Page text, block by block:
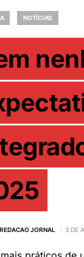
NOTÍCIAS
REDACAO JORNAL 3 DE